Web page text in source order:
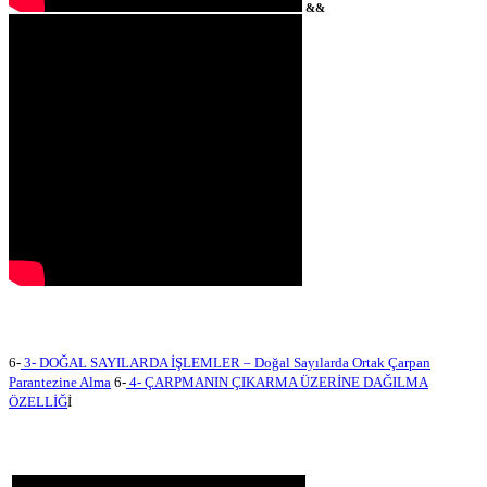
&&
6- 3- DOĞAL SAYILARDA İŞLEMLER – Doğal Sayılarda Ortak Çarpan
Parantezine Alma 6- 4- ÇARPMANIN ÇIKARMA ÜZERİNE DAĞILMA
ÖZELLİĞİ